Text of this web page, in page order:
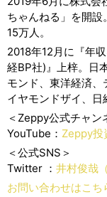
ちゃんねる」を開
15万人。
2018年12月に『年
経BP社)』上梓。日
モンド、東洋経済
イヤモンドザイ、日
＜Zeppy公式チャン
YouTube： Zeppy投
＜公式SNS＞
Twitter ： 井村俊哉
お問い合わせはこち